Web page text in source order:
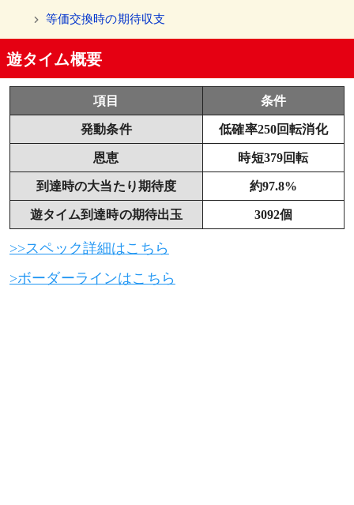
等価交換時の期待収支
遊タイム概要
項目 条件
発動条件 低確率250回転消化
恩恵 時短379回転
到達時の大当たり期待度 約97.8%
遊タイム到達時の期待出玉 3092個
>>スペック詳細はこちら
>ボーダーラインはこちら